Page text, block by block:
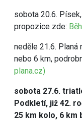
sobota 20.6.
propozice zde:
neděle 21.6. Planá
nebo 6 km,
plana.cz)
sobota 27.6.
Podkletí, již 42.
25 km kolo, 6 km